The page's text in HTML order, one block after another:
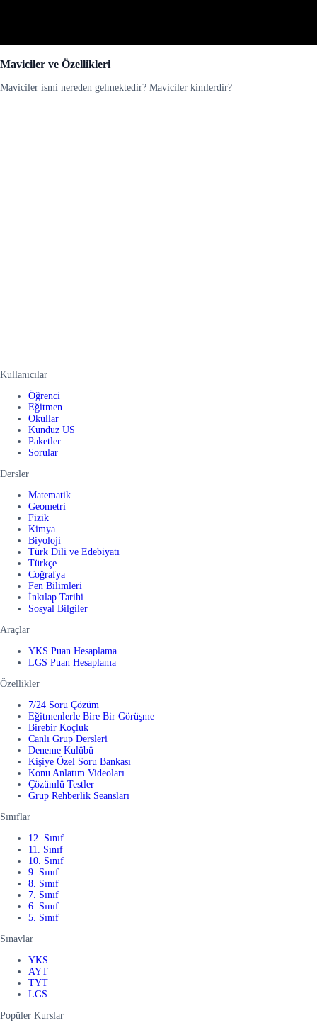
Maviciler ve Özellikleri
Maviciler ismi nereden gelmektedir? Maviciler kimlerdir?
Kullanıcılar
Öğrenci
Eğitmen
Okullar
Kunduz US
Paketler
Sorular
Dersler
Matematik
Geometri
Fizik
Kimya
Biyoloji
Türk Dili ve Edebiyatı
Türkçe
Coğrafya
Fen Bilimleri
İnkılap Tarihi
Sosyal Bilgiler
Araçlar
YKS Puan Hesaplama
LGS Puan Hesaplama
Özellikler
7/24 Soru Çözüm
Eğitmenlerle Bire Bir Görüşme
Birebir Koçluk
Canlı Grup Dersleri
Deneme Kulübü
Kişiye Özel Soru Bankası
Konu Anlatım Videoları
Çözümlü Testler
Grup Rehberlik Seansları
Sınıflar
12. Sınıf
11. Sınıf
10. Sınıf
9. Sınıf
8. Sınıf
7. Sınıf
6. Sınıf
5. Sınıf
Sınavlar
YKS
AYT
TYT
LGS
Popüler Kurslar